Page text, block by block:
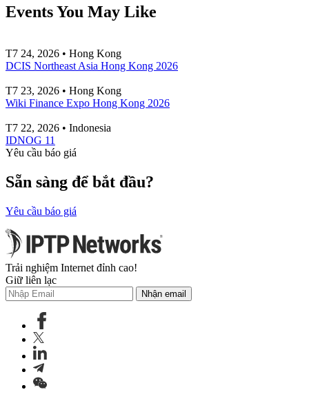
Events You May Like
T7 24, 2026 • Hong Kong
DCIS Northeast Asia Hong Kong 2026
T7 23, 2026 • Hong Kong
Wiki Finance Expo Hong Kong 2026
T7 22, 2026 • Indonesia
IDNOG 11
Yêu cầu báo giá
Sẵn sàng để bắt đầu?
Yêu cầu báo giá
Trải nghiệm Internet đỉnh cao!
Giữ liên lạc
Nhận email